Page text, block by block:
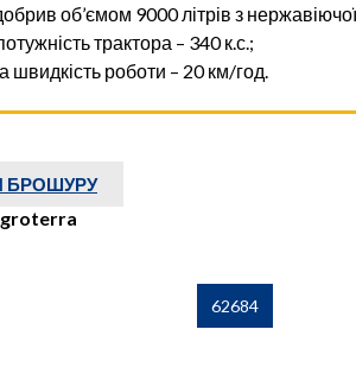
об’ємом 9000 літрів з
трактора – 340 к.с.;
швидкість роботи – 20 км/год.
БРОШУРУ